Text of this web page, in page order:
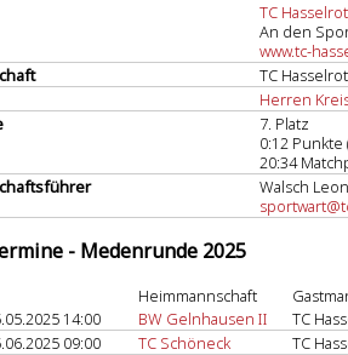
TC
An den
www.tc-
TC
Herren
7. Platz
0:12 Punkte
20:34
Walsch
- Medenrunde 2025
Heimmannschaft
14:00 BW Gelnhausen II TC
09:00 TC Schöneck TC